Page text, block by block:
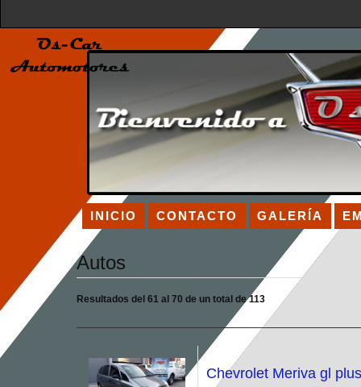
INICIO CONTACTO GALERÍA
Autos
Resultados del 61 al 70 de un total de 113
Chevrolet Meriva gl